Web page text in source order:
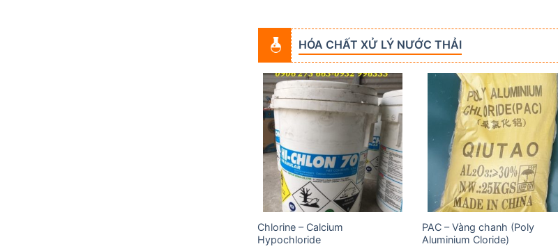
HÓA CHẤT XỬ LÝ NƯỚC THẢI
Add to
wishlist
Chlorine – Calcium
Hypochloride
Add to
wishlist
PAC – Vàng chanh (Poly
Aluminium Cloride)